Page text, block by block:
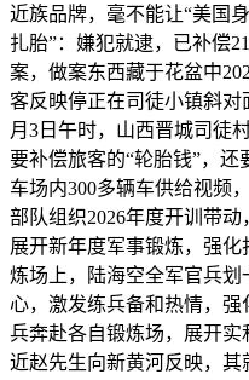
近族品牌，毫不能让“美国
扎胎”：嫌犯就逮，已补偿
案，做案东西藏于花盆中
客反映停正在司徒小镇斜
月3日午时，山西晋城司徒
要补偿旅客的“轮胎钱”，还
车场内300多辆车供给视频
部队组织2026年度开训带
展开新年度军事锻炼，强
炼场上，陆海空全军官兵
心，激发练兵备和热情，
兵奔赴各自锻炼场，展开
近赵先生向新黄河反映，